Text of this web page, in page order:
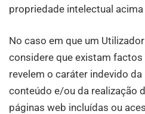
propriedade intelectual
No caso em que um
considere que existam
revelem o caráter indevido
conteúdo e/ou da realização
páginas web incluídas ou